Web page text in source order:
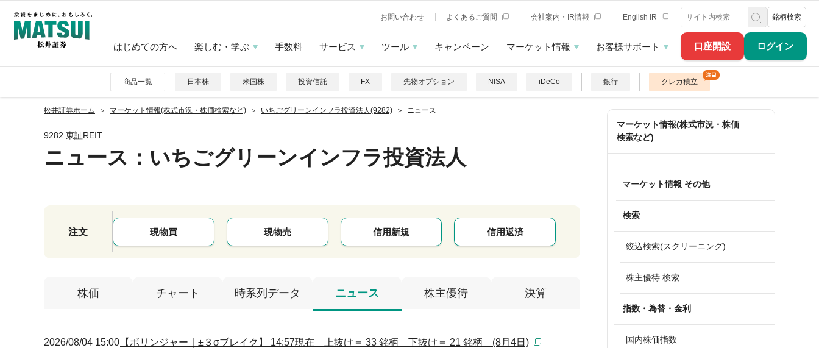
口座開設 ログイン
お問い合わせ よくあるご質問 会社案内・IR情報 English IR 銘柄検索
はじめての方へ 楽しむ・学ぶ 手数料 サービス ツール キャンペーン マーケット情報 お客様サポート
商品一覧 日本株 米国株 投資信託 FX 先物オプション NISA iDeCo 銀行 クレカ積立
松井証券ホーム マーケット情報(株式市況・株価検索など) いちごグリーンインフラ投資法人(9282) ニュース
9282 東証REIT
ニュース ：いちごグリーンインフラ投資法人
注文 現物買 現物売 信用新規 信用返済
株価 チャート 時系列データ ニュース 株主優待 決算
2026/08/04 15:00 【ボリンジャー｜±３σブレイク】 14:57現在 上抜け＝ 33 銘柄 下抜け＝ 21 銘柄 (8月4日)
マーケット情報(株式市況・株価
検索など)
マーケット情報 その他
検索
絞込検索(スクリーニング)
株主優待 検索
指数・為替・金利
国内株価指数